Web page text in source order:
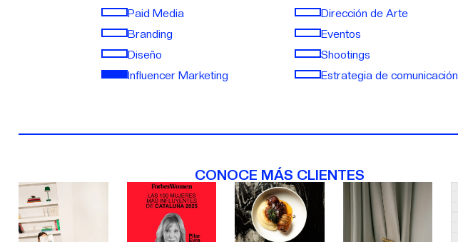
Paid Media
Dirección de Arte
Branding
Eventos
Diseño
Shootings
Influencer Marketing
Estrategia de comunicación
CONOCE MÁS CLIENTES